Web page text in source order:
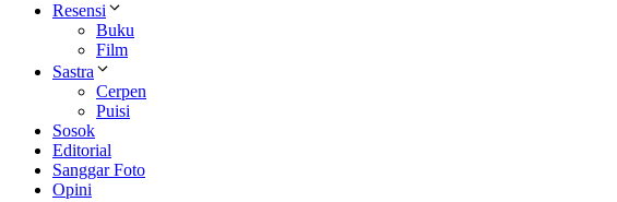
Resensi
Buku
Film
Sastra
Cerpen
Puisi
Sosok
Editorial
Sanggar Foto
Opini